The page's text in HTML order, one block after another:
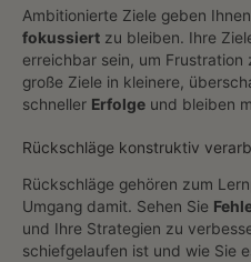
Ambitionierte Ziele geben Ihnen
fokussiert zu bleiben. Ihre
erreichbar sein, um Frustration
große Ziele in kleinere,
schneller Erfolge und bleiben
Rückschläge konstruktiv
Rückschläge gehören zum
Umgang damit. Sehen Sie
und Ihre Strategien zu
schiefgelaufen ist und wie Sie